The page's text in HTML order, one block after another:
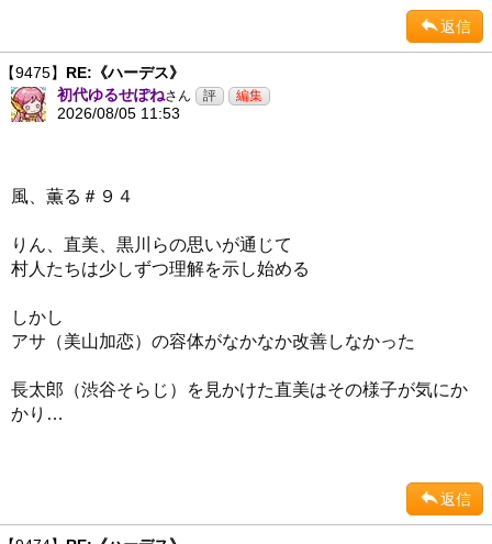
返信
【9475】 RE:《ハーデス》
初代ゆるせぽねさん
2026/08/05 11:53
風、薫る＃９４
りん、直美、黒川らの思いが通じて
村人たちは少しずつ理解を示し始める
しかし
アサ（美山加恋）の容体がなかなか改善しなかった
長太郎（渋谷そらじ）を見かけた直美はその様子が気にか
かり…
返信